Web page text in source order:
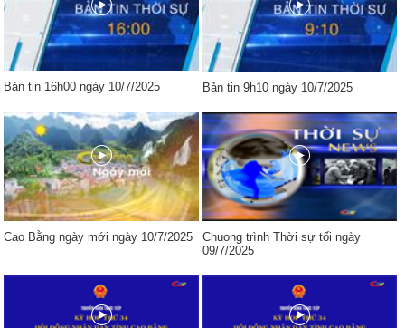
Bản tin 16h00 ngày 10/7/2025 Bản tin 9h10 ngày 10/7/2025
Cao Bằng ngày mới ngày 10/7/2025
Chuong trình Thời sự tối ngày
09/7/2025